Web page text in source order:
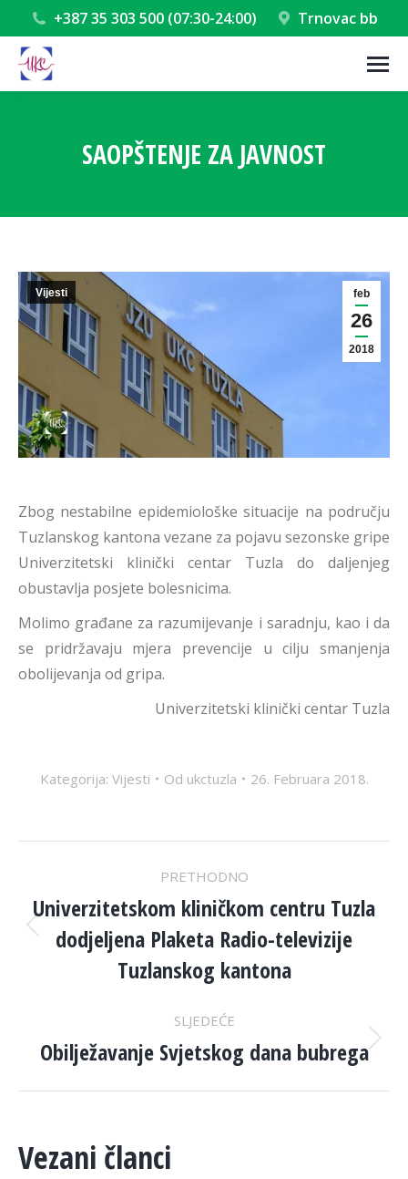
+387 35 303 500 (07:30-24:00) Trnovac bb
SAOPŠTENJE ZA JAVNOST
feb
26
2018
Vijesti
Zbog nestabilne epidemiološke situacije na području
Tuzlanskog kantona vezane za pojavu sezonske gripe
Univerzitetski klinički centar Tuzla do daljenjeg
obustavlja posjete bolesnicima.
Molimo građane za razumijevanje i saradnju, kao i da
se pridržavaju mjera prevencije u cilju smanjenja
obolijevanja od gripa.
Univerzitetski klinički centar Tuzla
Kategorija: Vijesti Od ukctuzla 26. Februara 2018.
NAVIGATION
PRETHODNO
Previous
post:
Univerzitetskom kliničkom centru Tuzla
dodjeljena Plaketa Radio-televizije
Tuzlanskog kantona
SLJEDEĆE
Next
Obilježavanje Svjetskog dana bubrega
Vezani članci